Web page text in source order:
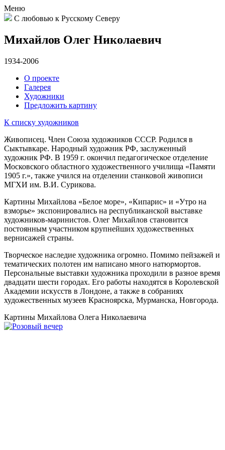
Меню
С любовью к Русскому Северу
Михайлов Олег Николаевич
1934-2006
О проекте
Галерея
Художники
Предложить картину
К списку художников
Живописец. Член Союза художников СССР. Родился в
Сыктывкаре. Народный художник РФ, заслуженный
художник РФ. В 1959 г. окончил педагогическое отделение
Московского областного художественного училища «Памяти
1905 г.», также учился на отделении станковой живописи
МГХИ им. В.И. Сурикова.
Картины Михайлова «Белое море», «Кипарис» и «Утро на
взморье» экспонировались на республиканской выставке
художников-маринистов. Олег Михайлов становится
постоянным участником крупнейших художественных
вернисажей страны.
Творческое наследие художника огромно. Помимо пейзажей и
тематических полотен им написано много натюрмортов.
Персональные выставки художника проходили в разное время
двадцати шести городах. Его работы находятся в Королевской
Академии искусств в Лондоне, а также в собраниях
художественных музеев Красноярска, Мурманска, Новгорода.
Картины Михайлова Олега Николаевича